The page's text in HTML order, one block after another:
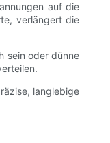
auf die
verlängert die
sein oder dünne
​​langlebige